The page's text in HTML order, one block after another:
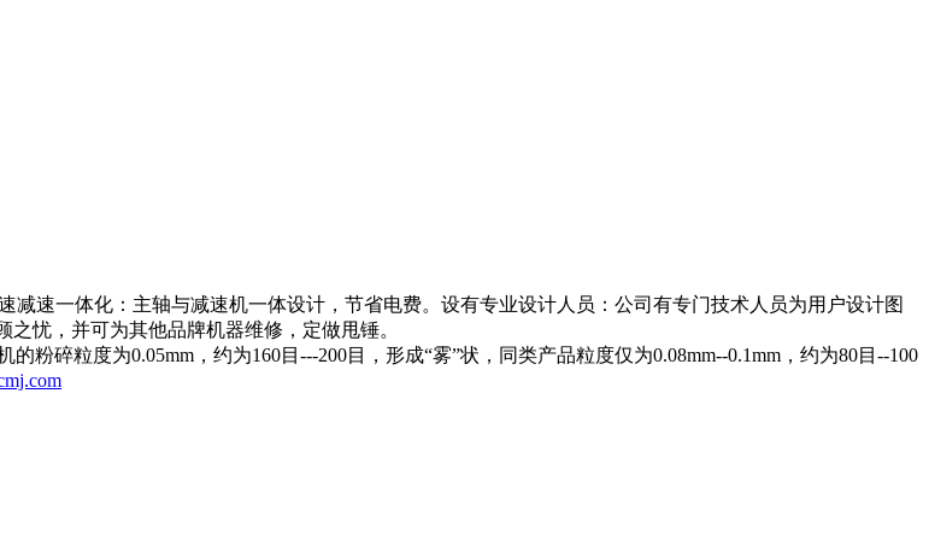
减速一体化：主轴与减速机一体设计，节省电费。设有专业设计人员：公司有专门技术人员为用户设计图
忧，并可为其他品牌机器维修，定做甩锤。
碎粒度为0.05mm，约为160目---200目，形成“雾”状，同类产品粒度仅为0.08mm--0.1mm，约为80目--100